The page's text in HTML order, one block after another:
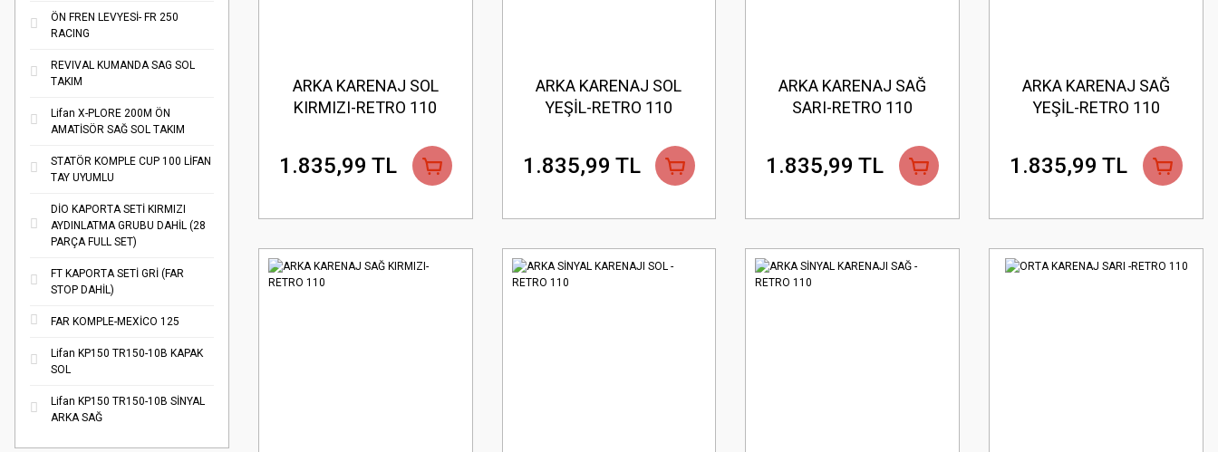
ÖN FREN LEVYESİ- FR 250
RACING
REVIVAL KUMANDA SAG SOL
TAKIM
Lifan X-PLORE 200M ÖN
AMATİSÖR SAĞ SOL TAKIM
STATÖR KOMPLE CUP 100 LİFAN
TAY UYUMLU
DİO KAPORTA SETİ KIRMIZI
AYDINLATMA GRUBU DAHİL (28
PARÇA FULL SET)
FT KAPORTA SETİ GRİ (FAR
STOP DAHİL)
FAR KOMPLE-MEXİCO 125
Lifan KP150 TR150-10B KAPAK
SOL
Lifan KP150 TR150-10B SİNYAL
ARKA SAĞ
ARKA KARENAJ SOL
KIRMIZI-RETRO 110
1.835,99 TL
ARKA KARENAJ SOL
YEŞİL-RETRO 110
1.835,99 TL
ARKA KARENAJ SAĞ
SARI-RETRO 110
1.835,99 TL
ARKA KARENAJ SAĞ
YEŞİL-RETRO 110
1.835,99 TL